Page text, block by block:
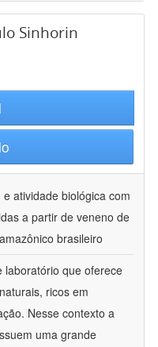
Sinhorin
atividade biológica com
a partir de veneno de
brasileiro
laboratório que oferece
ricos em
Nesse contexto a
uma grande